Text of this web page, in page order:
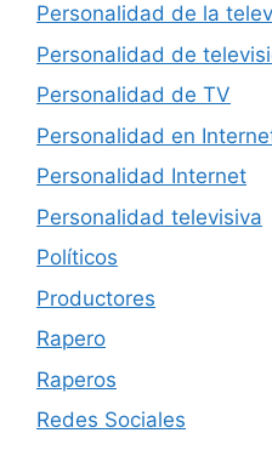
Personalidad de la
Personalidad de
Personalidad de TV
Personalidad en
Personalidad Internet
Personalidad televisiva
Políticos
Productores
Rapero
Raperos
Redes Sociales